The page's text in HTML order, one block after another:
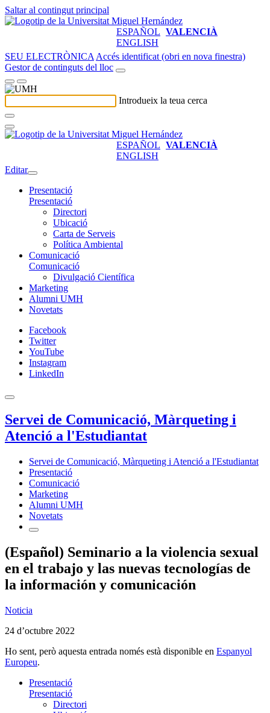
Saltar al contingut principal
ESPAÑOL VALENCIÀ
ENGLISH
SEU ELECTRÒNICA Accés identificat (obri en nova finestra)
Gestor de continguts del lloc
Introdueix la teua cerca
ESPAÑOL VALENCIÀ
ENGLISH
Editar
Presentació
Presentació
Directori
Ubicació
Carta de Serveis
Política Ambiental
Comunicació
Comunicació
Divulgació Científica
Marketing
Alumni UMH
Novetats
Facebook
Twitter
YouTube
Instagram
LinkedIn
Servei de Comunicació, Màrqueting i
Atenció a l'Estudiantat
Servei de Comunicació, Màrqueting i Atenció a l'Estudiantat
Presentació
Comunicació
Marketing
Alumni UMH
Novetats
(Español) Seminario a la violencia sexual
en el trabajo y las nuevas tecnologías de
la información y comunicación
Noticia
24 d’octubre 2022
Ho sent, però aquesta entrada només està disponible en Espanyol
Europeu.
Presentació
Presentació
Directori